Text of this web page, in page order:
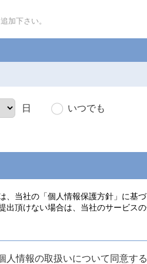
加下さい。
日 いつでも
人情報の取扱いについて同意する